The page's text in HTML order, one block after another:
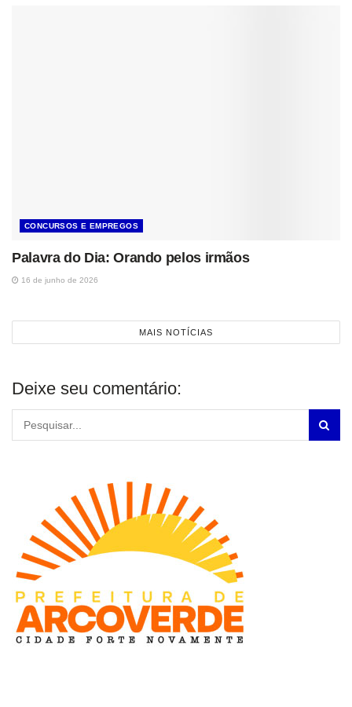
CONCURSOS E EMPREGOS
Palavra do Dia: Orando pelos irmãos
16 de junho de 2026
MAIS NOTÍCIAS
Deixe seu comentário: